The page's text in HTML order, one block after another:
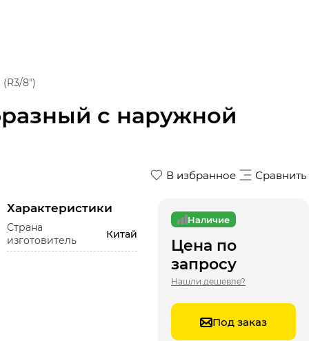
с наружной
8")
В избранное Сравнить
Характеристики
Страна
изготовитель
Китай
Наличие
Цена по
запросу
Нашли дешевле?
Под заказ